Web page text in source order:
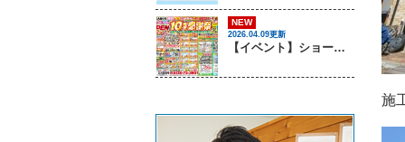
施
NEW
2026.04.09更新
【イベント】ショールームOPEN10周年感謝祭を開催します！ ｜姫路市・太子町の屋根塗装・屋根リフォーム・雨漏り・外壁塗装専門店 GOODペイント